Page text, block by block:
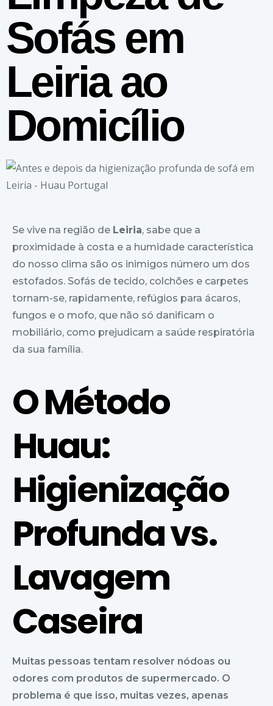
Sofás em
Leiria ao
Domicílio
Se vive na região de Leiria, sabe que a
proximidade à costa e a humidade característica
do nosso clima são os inimigos número um dos
estofados. Sofás de tecido, colchões e carpetes
tornam-se, rapidamente, refúgios para ácaros,
fungos e o mofo, que não só danificam o
mobiliário, como prejudicam a saúde respiratória
da sua família.
O Método
Huau:
Higienização
Profunda vs.
Lavagem
Caseira
Muitas pessoas tentam resolver nódoas ou
odores com produtos de supermercado. O
problema é que isso, muitas vezes, apenas